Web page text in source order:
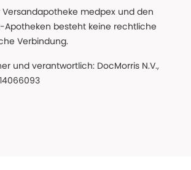
medpex und den
Apotheken besteht keine rechtliche
Verbindung.
und verantwortlich: DocMorris N.V.,